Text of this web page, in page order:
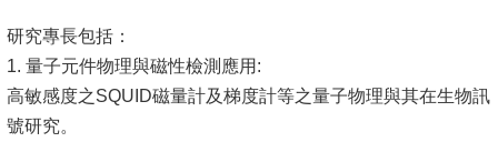
系
友
會
研究專長包括：
1. 量子元件物理與磁性檢測應用:
高敏感度之SQUID磁量計及梯度計等之量子物理與其在生物訊
號研究。